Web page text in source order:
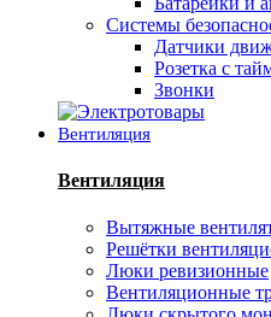
Системы
Датчики
Розетка с
Звонки
Вентиляция
Вентиляция
Вытяжные
Решётки
Люки ревизионные
Вентиляционные